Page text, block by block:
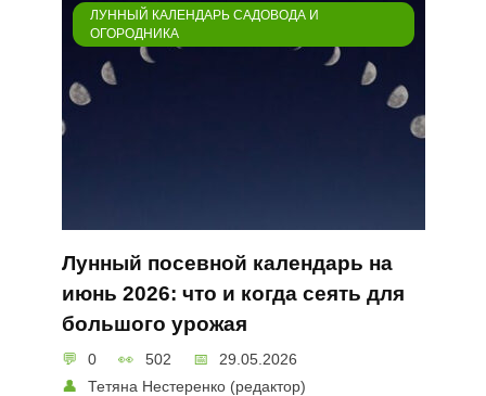
ЛУННЫЙ КАЛЕНДАРЬ САДОВОДА И
ОГОРОДНИКА
Лунный посевной календарь на
июнь 2026: что и когда сеять для
большого урожая
0 502
29.05.2026
Тетяна Нестеренко (редактор)